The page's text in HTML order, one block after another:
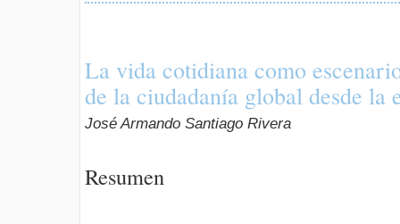
La vida cotidiana como
de la ciudadanía global desde la
José Armando Santiago Rivera
Resumen